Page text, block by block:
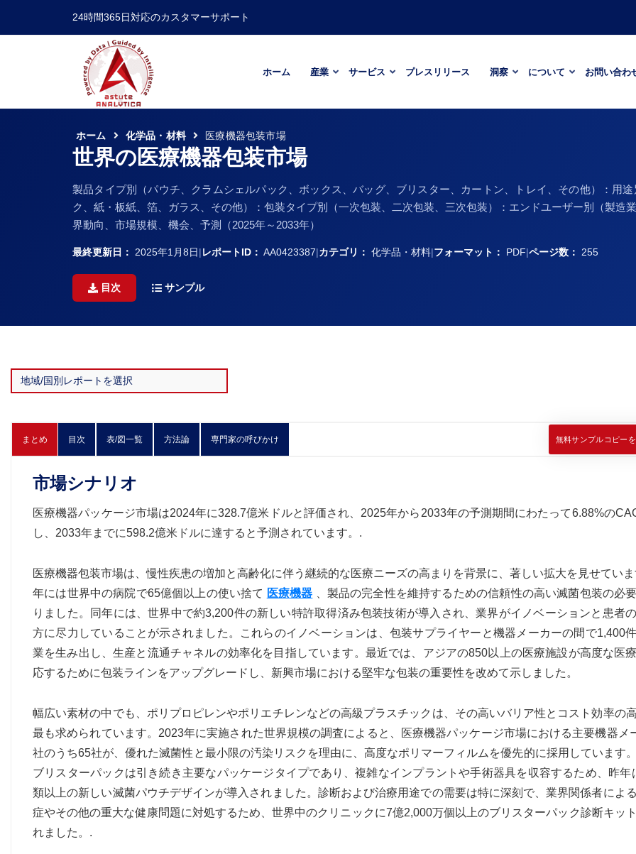
24時間365日対応のカスタマーサポート
ホーム 産業 サービス プレスリリース 洞察 について お問い合わ
ホーム 化学品・材料 医療機器包装市場
世界の医療機器包装市場
製品タイプ別（パウチ、クラムシェルパック、ボックス、バッグ、ブリスター、カートン、トレイ、その他）：用
ク、紙・板紙、箔、ガラス、その他）：包装タイプ別（一次包装、二次包装、三次包装）：エンドユーザー別（製造
界動向、市場規模、機会、予測（2025年～2033年）
最終更新日： 2025年1月8日|レポートID： AA0423387|カテゴリ： 化学品・材料|フォーマット： PDF|ページ数： 255
目次 サンプル
まとめ 目次 表/図一覧 方法論 専門家の呼びかけ 無料サンプルコピー
市場シナリオ
医療機器パッケージ市場は2024年に328.7億米ドルと評価され、2025年から2033年の予測期間にわたって6.88%の
し、2033年までに598.2億米ドルに達すると予測されています。.
医療機器包装市場は、慢性疾患の増加と高齢化に伴う継続的な医療ニーズの高まりを背景に、著しい拡大を見せてい
年には世界中の病院で65億個以上の使い捨て 医療機器 、製品の完全性を維持するための信頼性の高い滅菌包装の必
りました。同年には、世界中で約3,200件の新しい特許取得済み包装技術が導入され、業界がイノベーションと患者
方に尽力していることが示されました。これらのイノベーションは、包装サプライヤーと機器メーカーの間で1,400
業を生み出し、生産と流通チャネルの効率化を目指しています。最近では、アジアの850以上の医療施設が高度な医
応するために包装ラインをアップグレードし、新興市場における堅牢な包装の重要性を改めて示しました。
幅広い素材の中でも、ポリプロピレンやポリエチレンなどの高級プラスチックは、その高いバリア性とコスト効率の
最も求められています。2023年に実施された世界規模の調査によると、医療機器パッケージ市場における主要機器メ
社のうち65社が、優れた滅菌性と最小限の汚染リスクを理由に、高度なポリマーフィルムを優先的に採用しています
ブリスターパックは引き続き主要なパッケージタイプであり、複雑なインプラントや手術器具を収容するため、昨年
類以上の新しい滅菌パウチデザインが導入されました。診断および治療用途での需要は特に深刻で、業界関係者によ
症やその他の重大な健康問題に対処するため、世界中のクリニックに7億2,000万個以上のブリスターパック診断キッ
れました。.